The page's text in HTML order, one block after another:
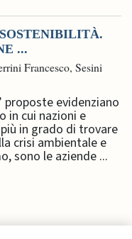
...
Francesco, Sesini
proposte evidenziano
in cui nazioni e
in grado di trovare
crisi ambientale e
sono le aziende ...